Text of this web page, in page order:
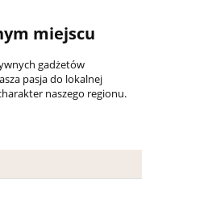
miejscu
gadżetów
pasja do lokalnej
naszego regionu.